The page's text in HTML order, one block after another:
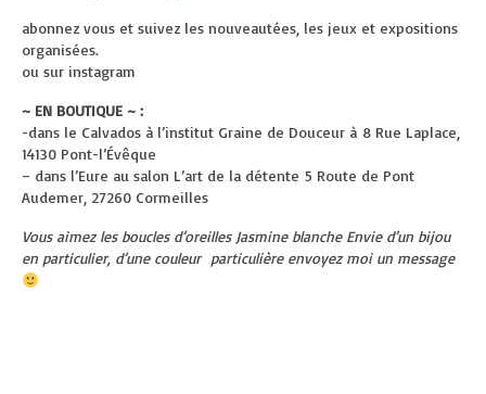
abonnez vous et suivez les nouveautées, les jeux et expositions
organisées.
ou sur instagram
~ EN BOUTIQUE ~ :
-dans le Calvados à l’institut Graine de Douceur à 8 Rue Laplace,
14130 Pont-l’Évêque
– dans l’Eure au salon L’art de la détente 5 Route de Pont
Audemer, 27260 Cormeilles
Vous aimez les boucles d’oreilles Jasmine blanche Envie d’un bijou
en particulier, d’une couleur particulière envoyez moi un message